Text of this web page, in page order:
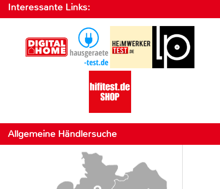
Interessante Links:
Allgemeine Händlersuche